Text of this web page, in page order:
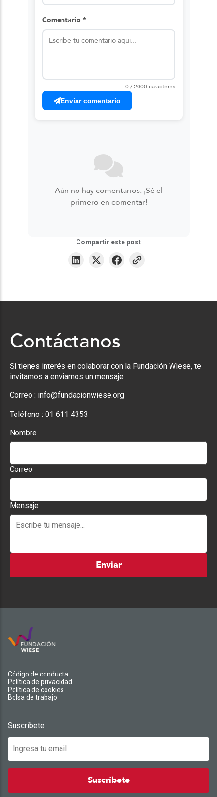
Comentario *
0 / 2000 caracteres
Enviar comentario
Aún no hay comentarios. ¡Sé el
primero en comentar!
Compartir este post
Contáctanos
Si tienes interés en colaborar con la Fundación Wiese, te
invitamos a enviarnos un mensaje.
Correo : info@fundacionwiese.org
Teléfono : 01 611 4353
Nombre
Correo
Mensaje
Enviar
Código de conducta
Política de privacidad
Política de cookies
Bolsa de trabajo
Suscríbete
Suscríbete